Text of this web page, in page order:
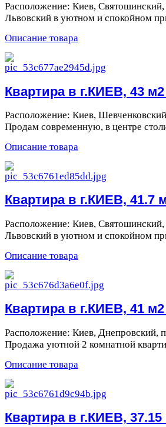
Расположение: Киев,
Львовский в уютном и спокойном
Описание товара
Квартира в г.КИЕВ, 43 м2
Расположение: Киев,
Продам современную, в центре
Описание товара
Квартира в г.КИЕВ, 41.7
Расположение: Киев,
Львовский в уютном и спокойном
Описание товара
Квартира в г.КИЕВ, 41 м2
Расположение: Киев, Днепровский,
Продажа уютной 2 комнатной
Описание товара
Квартира в г.КИЕВ, 37.15